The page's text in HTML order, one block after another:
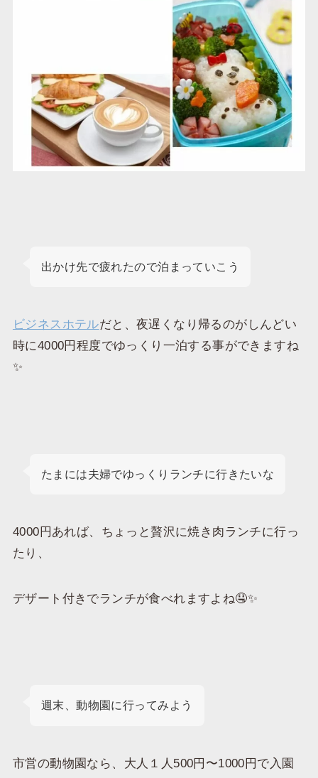
出かけ先で疲れたので泊まっていこう
ビジネスホテルだと、夜遅くなり帰るのがしんどい
時に4000円程度でゆっくり一泊する事ができますね
✨
たまには夫婦でゆっくりランチに行きたいな
4000円あれば、ちょっと贅沢に焼き肉ランチに行っ
たり、
デザート付きでランチが食べれますよね🤤✨
週末、動物園に行ってみよう
市営の動物園なら、大人１人500円〜1000円で入園